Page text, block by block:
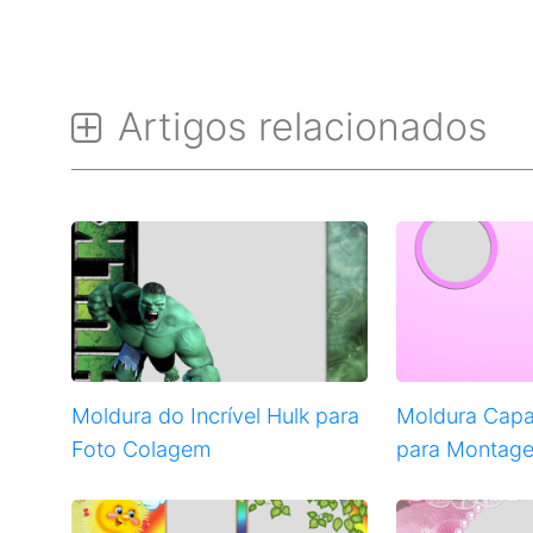
Artigos relacionados
Moldura do Incrível Hulk para
Foto Colagem
Moldura
para